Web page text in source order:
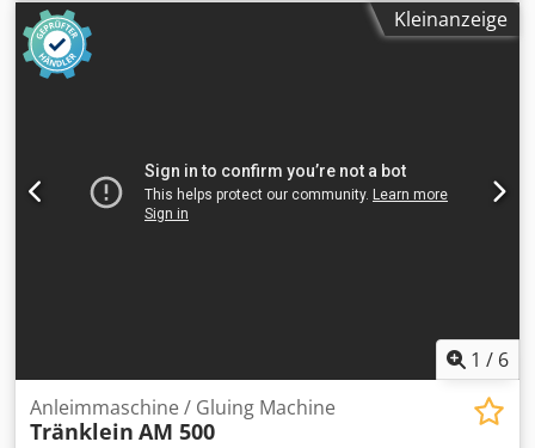
Buchrückenrundemaschine - Book Back Rounding Machine
Tränklein BRM 500 Serial-No. 1416/66/6 Arbeitsbreite /
Working width max. 540mm Buchstärke / Thickness of
Available Immediately - Can be test
Kleinanzeige
1 / 6
Anleimmaschine / Gluing Machine
Tränklein AM 500